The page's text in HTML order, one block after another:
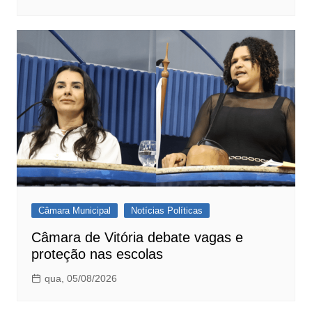
Câmara Municipal Notícias Políticas
Câmara de Vitória debate vagas e
proteção nas escolas
qua, 05/08/2026